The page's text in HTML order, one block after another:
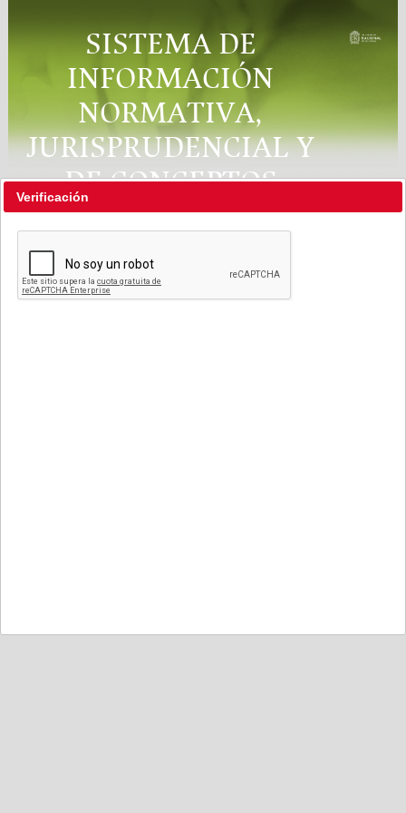
SISTEMA DE
INFORMACIÓN
NORMATIVA,
JURISPRUDENCIAL Y
DE CONCEPTOS
"RÉGIMEN LEGAL"
Verificación